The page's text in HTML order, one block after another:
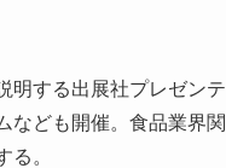
明する出展社プレゼンテ
なども開催。食品業界関
。